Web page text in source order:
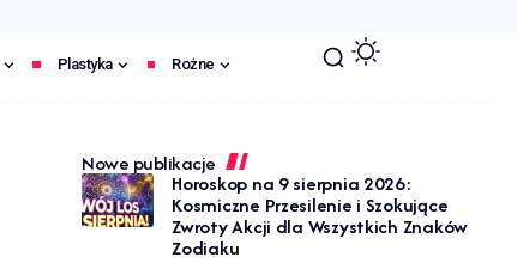
Plastyka Rożne
Nowe publikacje
Horoskop na 9 sierpnia 2026:
Kosmiczne Przesilenie i Szokujące
Zwroty Akcji dla Wszystkich Znaków
Zodiaku